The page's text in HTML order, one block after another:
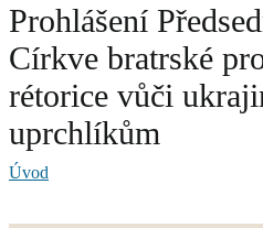
Prohlášení
Církve bratrské
rétorice vůči
uprchlíkům
Úvod